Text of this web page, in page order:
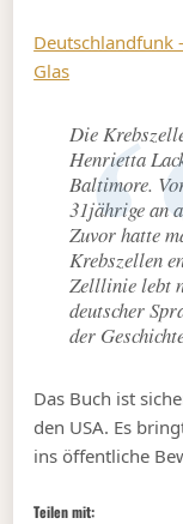
Deutschlandfunk
Glas
Die
Henrietta
Baltimore.
31jährige an
Zuvor hatte
Krebszellen
Zelllinie lebt
deutscher
der
Das Buch ist
den USA. Es
ins öffentliche
Teilen mit: